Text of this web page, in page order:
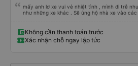
mấy anh lơ xe vui vẻ nhiệt tình , mình đi trễ
như những xe khác . Sẽ ủng hộ nhà xe vào các
Không cần thanh toán trước
Xác nhận chỗ ngay lập tức